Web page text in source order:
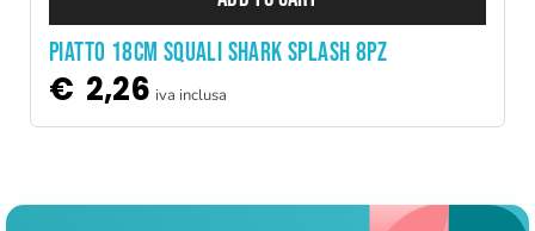
PIATTO 18CM SQUALI SHARK SPLASH 8PZ
€ 2,26 iva inclusa